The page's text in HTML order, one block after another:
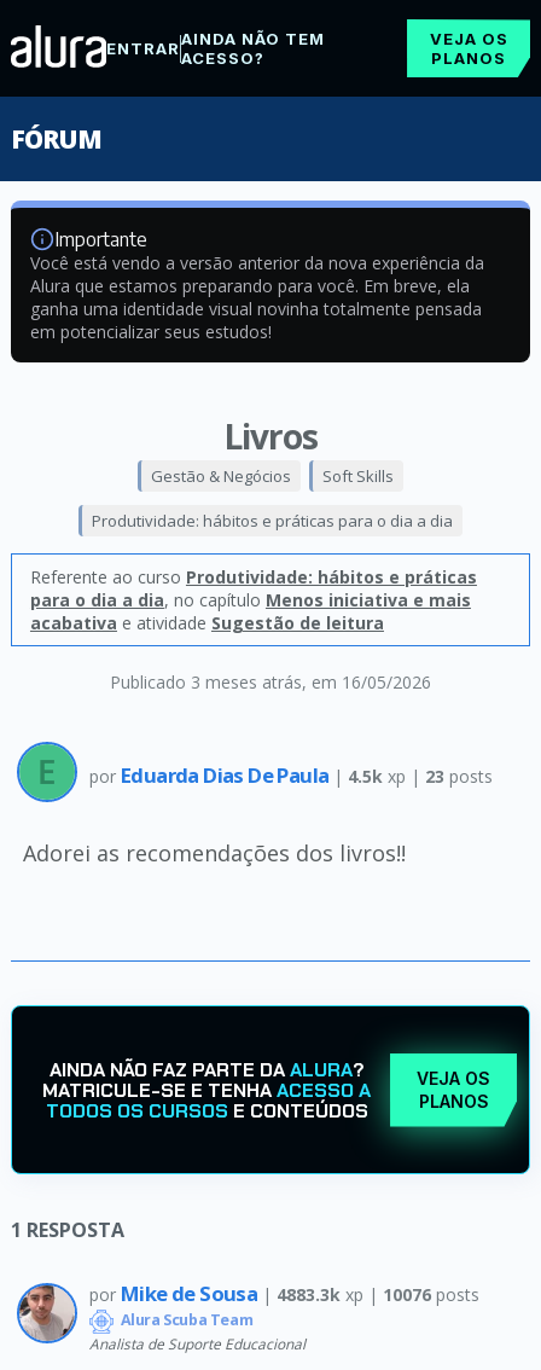
ENTRARAINDA NÃO TEM
ACESSO?
VEJA OS
PLANOS
FÓRUM
Importante
Você está vendo a versão anterior da nova experiência da
Alura que estamos preparando para você. Em breve, ela
ganha uma identidade visual novinha totalmente pensada
em potencializar seus estudos!
Livros
Publicado 3 meses atrás, em 16/05/2026
Gestão & Negócios Soft Skills
Produtividade: hábitos e práticas para o dia a dia
Referente ao curso Produtividade: hábitos e práticas
para o dia a dia, no capítulo Menos iniciativa e mais
acabativa e atividade Sugestão de leitura
por Eduarda Dias De Paula | 4.5k xp | 23 posts
Adorei as recomendações dos livros!!
AINDA NÃO FAZ PARTE DAALURA?
MATRICULE-SE E TENHAACESSO A
TODOS OS CURSOS E CONTEÚDOS
VEJA OS
PLANOS
1 RESPOSTA
por Mike de Sousa | 4883.3kxp | 10076posts
Alura Scuba Team
Analista de Suporte Educacional